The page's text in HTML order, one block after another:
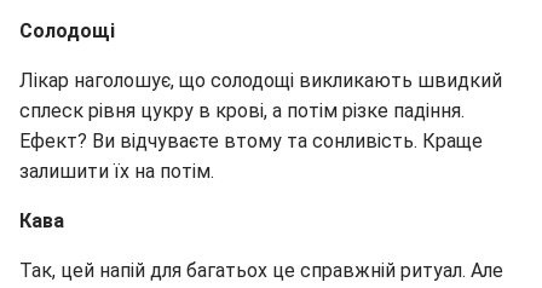
Солодощі
Лікар наголошує, що солодощі викликають швидкий
сплеск рівня цукру в крові, а потім різке падіння.
Ефект? Ви відчуваєте втому та сонливість. Краще
залишити їх на потім.
Кава
Так, цей напій для багатьох це справжній ритуал. Але